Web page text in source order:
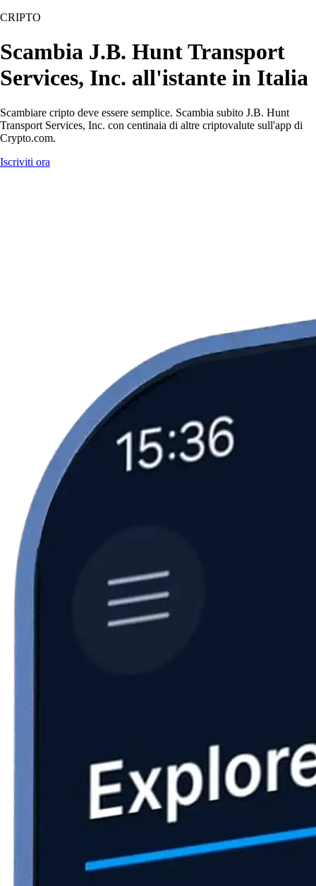
CRIPTO
Scambia J.B. Hunt Transport
Services, Inc. all'istante in Italia
Scambiare cripto deve essere semplice. Scambia subito J.B. Hunt
Transport Services, Inc. con centinaia di altre criptovalute sull'app di
Crypto.com.
Iscriviti ora